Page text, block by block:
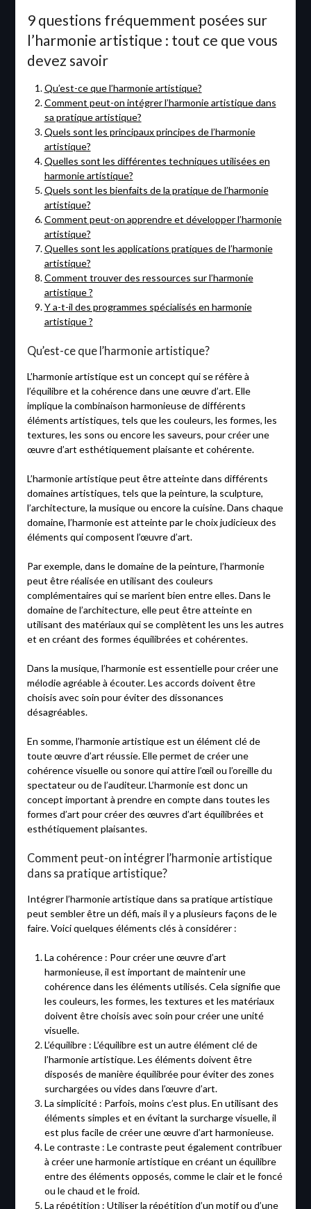
9 questions fréquemment posées sur
l’harmonie artistique : tout ce que vous
devez savoir
Qu’est-ce que l’harmonie artistique?
Comment peut-on intégrer l’harmonie artistique dans
sa pratique artistique?
Quels sont les principaux principes de l’harmonie
artistique?
Quelles sont les différentes techniques utilisées en
harmonie artistique?
Quels sont les bienfaits de la pratique de l’harmonie
artistique?
Comment peut-on apprendre et développer l’harmonie
artistique?
Quelles sont les applications pratiques de l’harmonie
artistique?
Comment trouver des ressources sur l’harmonie
artistique ?
Y a-t-il des programmes spécialisés en harmonie
artistique ?
Qu’est-ce que l’harmonie artistique?
L’harmonie artistique est un concept qui se réfère à
l’équilibre et la cohérence dans une œuvre d’art. Elle
implique la combinaison harmonieuse de différents
éléments artistiques, tels que les couleurs, les formes, les
textures, les sons ou encore les saveurs, pour créer une
œuvre d’art esthétiquement plaisante et cohérente.
L’harmonie artistique peut être atteinte dans différents
domaines artistiques, tels que la peinture, la sculpture,
l’architecture, la musique ou encore la cuisine. Dans chaque
domaine, l’harmonie est atteinte par le choix judicieux des
éléments qui composent l’œuvre d’art.
Par exemple, dans le domaine de la peinture, l’harmonie
peut être réalisée en utilisant des couleurs
complémentaires qui se marient bien entre elles. Dans le
domaine de l’architecture, elle peut être atteinte en
utilisant des matériaux qui se complètent les uns les autres
et en créant des formes équilibrées et cohérentes.
Dans la musique, l’harmonie est essentielle pour créer une
mélodie agréable à écouter. Les accords doivent être
choisis avec soin pour éviter des dissonances
désagréables.
En somme, l’harmonie artistique est un élément clé de
toute œuvre d’art réussie. Elle permet de créer une
cohérence visuelle ou sonore qui attire l’œil ou l’oreille du
spectateur ou de l’auditeur. L’harmonie est donc un
concept important à prendre en compte dans toutes les
formes d’art pour créer des œuvres d’art équilibrées et
esthétiquement plaisantes.
Comment peut-on intégrer l’harmonie artistique
dans sa pratique artistique?
Intégrer l’harmonie artistique dans sa pratique artistique
peut sembler être un défi, mais il y a plusieurs façons de le
faire. Voici quelques éléments clés à considérer :
La cohérence : Pour créer une œuvre d’art
harmonieuse, il est important de maintenir une
cohérence dans les éléments utilisés. Cela signifie que
les couleurs, les formes, les textures et les matériaux
doivent être choisis avec soin pour créer une unité
visuelle.
L’équilibre : L’équilibre est un autre élément clé de
l’harmonie artistique. Les éléments doivent être
disposés de manière équilibrée pour éviter des zones
surchargées ou vides dans l’œuvre d’art.
La simplicité : Parfois, moins c’est plus. En utilisant des
éléments simples et en évitant la surcharge visuelle, il
est plus facile de créer une œuvre d’art harmonieuse.
Le contraste : Le contraste peut également contribuer
à créer une harmonie artistique en créant un équilibre
entre des éléments opposés, comme le clair et le foncé
ou le chaud et le froid.
La répétition : Utiliser la répétition d’un motif ou d’une